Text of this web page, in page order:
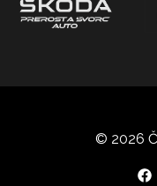
© 2026